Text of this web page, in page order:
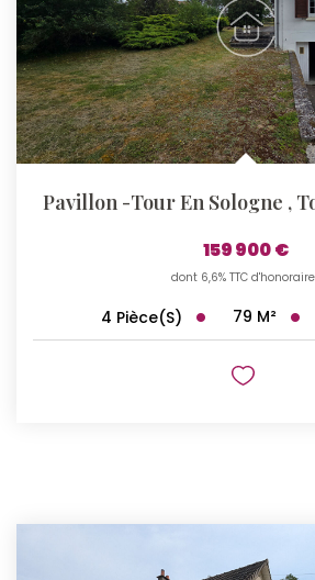
Pavillon -Tour En Sologne ,
159 900 €
dont 6,6% TTC
4 Pièce(s) 79 M²